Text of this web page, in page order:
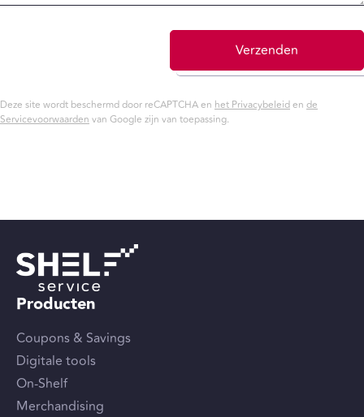
Verzenden
Deze site wordt beschermd door reCAPTCHA en het Privacybeleiden de
Servicevoorwaarden van Google zijn van toepassing.
Producten
Coupons & Savings
Digitale tools
On-Shelf
Merchandising